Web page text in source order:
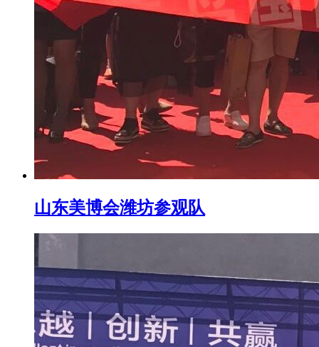
山东美博会潍坊参观队